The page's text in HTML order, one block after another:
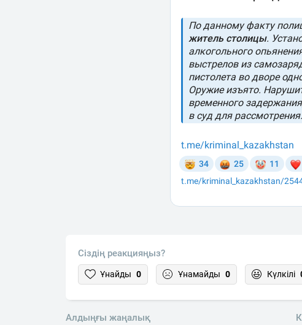
Сіздің реакцияңыз?
Ұнайды 0 Ұнамайды 0 Күлкілі
Алдыңғы жаңалық